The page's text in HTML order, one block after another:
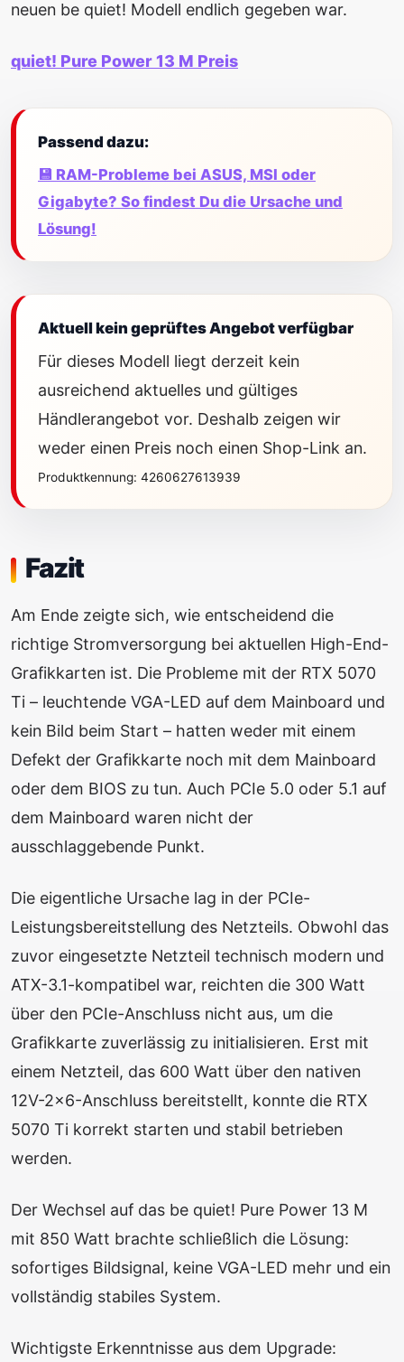
neuen be quiet! Modell endlich gegeben war.
quiet! Pure Power 13 M Preis
Passend dazu:
💾 RAM-Probleme bei ASUS, MSI oder
Gigabyte? So findest Du die Ursache und
Lösung!
Aktuell kein geprüftes Angebot verfügbar
Für dieses Modell liegt derzeit kein
ausreichend aktuelles und gültiges
Händlerangebot vor. Deshalb zeigen wir
weder einen Preis noch einen Shop-Link an.
Produktkennung: 4260627613939
Fazit
Am Ende zeigte sich, wie entscheidend die
richtige Stromversorgung bei aktuellen High-End-
Grafikkarten ist. Die Probleme mit der RTX 5070
Ti – leuchtende VGA-LED auf dem Mainboard und
kein Bild beim Start – hatten weder mit einem
Defekt der Grafikkarte noch mit dem Mainboard
oder dem BIOS zu tun. Auch PCIe 5.0 oder 5.1 auf
dem Mainboard waren nicht der
ausschlaggebende Punkt.
Die eigentliche Ursache lag in der PCIe-
Leistungsbereitstellung des Netzteils. Obwohl das
zuvor eingesetzte Netzteil technisch modern und
ATX-3.1-kompatibel war, reichten die 300 Watt
über den PCIe-Anschluss nicht aus, um die
Grafikkarte zuverlässig zu initialisieren. Erst mit
einem Netzteil, das 600 Watt über den nativen
12V-2×6-Anschluss bereitstellt, konnte die RTX
5070 Ti korrekt starten und stabil betrieben
werden.
Der Wechsel auf das be quiet! Pure Power 13 M
mit 850 Watt brachte schließlich die Lösung:
sofortiges Bildsignal, keine VGA-LED mehr und ein
vollständig stabiles System.
Wichtigste Erkenntnisse aus dem Upgrade: